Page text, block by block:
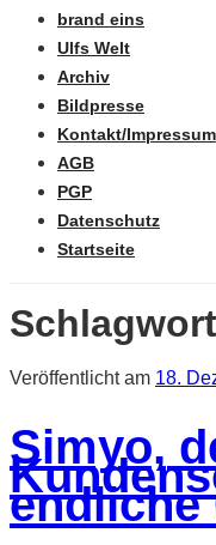
brand eins
Ulfs Welt
Archiv
Bildpresse
Kontakt/Impressum
AGB
PGP
Datenschutz
Startseite
Veröffentlicht am 18.
Simyo,
endliche